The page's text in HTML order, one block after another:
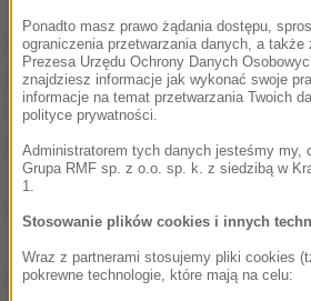
Od 1 września na Śląsku zaczną
przepisy specjalnej uchwały
Zakłada ona m.in., że muły
paliwem.
Źródło: RMF FM
Ponadto masz prawo żądania dostępu,
ograniczenia przetwarzania danych, a także
Prezesa Urzędu Ochrony Danych
znajdziesz informacje jak wykonać swoje
informacje na temat przetwarzania Twoich
polityce prywatności.
Administratorem tych danych jesteśmy my,
Grupa RMF sp. z o.o. sp. k. z siedzibą w
1.
Stosowanie plików cookies i innych
Wraz z partnerami stosujemy pliki cookies
pokrewne technologie, które mają na celu: